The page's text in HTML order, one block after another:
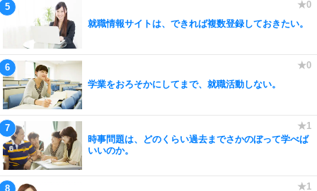
就職情報サイトは、できれば複数登録しておきたい。
学業をおろそかにしてまで、就職活動しない。
時事問題は、どのくらい過去までさかのぼって学べば
いいのか。